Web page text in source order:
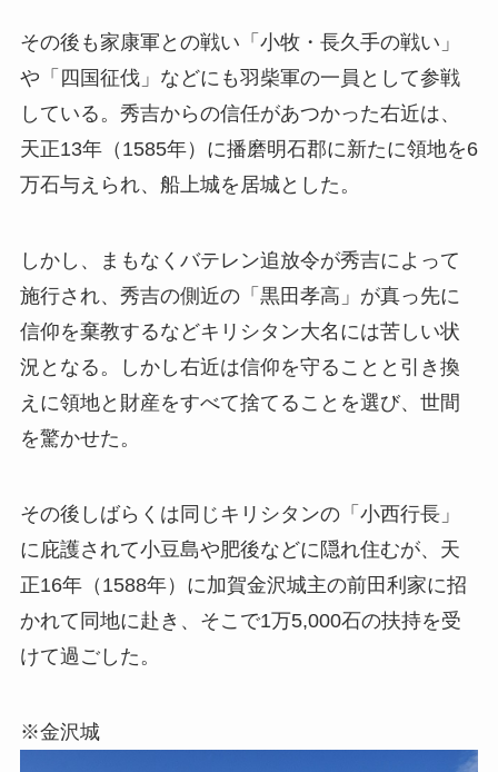
その後も家康軍との戦い「小牧・長久手の戦い」
や「四国征伐」などにも羽柴軍の一員として参戦
している。秀吉からの信任があつかった右近は、
天正13年（1585年）に播磨明石郡に新たに領地を6
万石与えられ、船上城を居城とした。
しかし、まもなくバテレン追放令が秀吉によって
施行され、秀吉の側近の「黒田孝高」が真っ先に
信仰を棄教するなどキリシタン大名には苦しい状
況となる。しかし右近は信仰を守ることと引き換
えに領地と財産をすべて捨てることを選び、世間
を驚かせた。
その後しばらくは同じキリシタンの「小西行長」
に庇護されて小豆島や肥後などに隠れ住むが、天
正16年（1588年）に加賀金沢城主の前田利家に招
かれて同地に赴き、そこで1万5,000石の扶持を受
けて過ごした。
※金沢城